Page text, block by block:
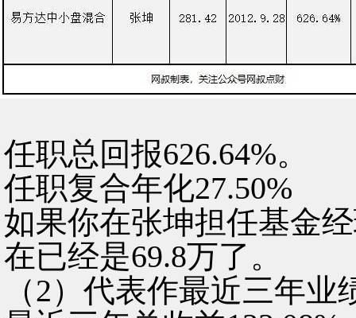
任职总回报626.64%。
任职复合年化27.50%
如果你在张坤担任基金
在已经是69.8万了。
（2）代表作最近三年业